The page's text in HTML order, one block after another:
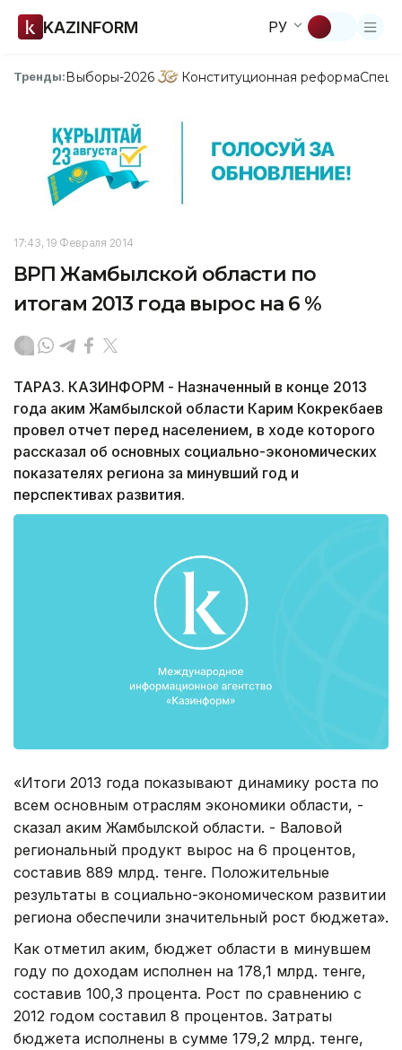
KAZINFORM РУ
Тренды:Выборы-2026 Конституционная реформа
17:43, 19 Февраля 2014
ВРП Жамбылской области по
итогам 2013 года вырос на 6 %
ТАРАЗ. КАЗИНФОРМ - Назначенный в конце 2013
года аким Жамбылской области Карим Кокрекбаев
провел отчет перед населением, в ходе которого
рассказал об основных социально-экономических
показателях региона за минувший год и
перспективах развития.
«Итоги 2013 года показывают динамику роста по
всем основным отраслям экономики области, -
сказал аким Жамбылской области. - Валовой
региональный продукт вырос на 6 процентов,
составив 889 млрд. тенге. Положительные
результаты в социально-экономическом развитии
региона обеспечили значительный рост бюджета».
Как отметил аким, бюджет области в минувшем
году по доходам исполнен на 178,1 млрд. тенге,
составив 100,3 процента. Рост по сравнению с
2012 годом составил 8 процентов. Затраты
бюджета исполнены в сумме 179,2 млрд. тенге,